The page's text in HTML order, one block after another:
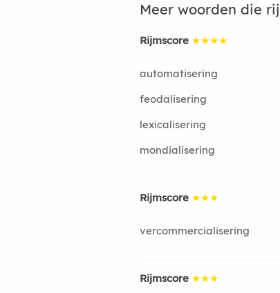
Meer woorden die
Rijmscore ★★★★
automatisering
feodalisering
lexicalisering
mondialisering
Rijmscore ★★★
vercommercialisering
Rijmscore ★★★